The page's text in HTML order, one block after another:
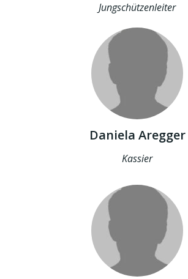
Jungschützenleiter
Daniela Aregger
Kassier